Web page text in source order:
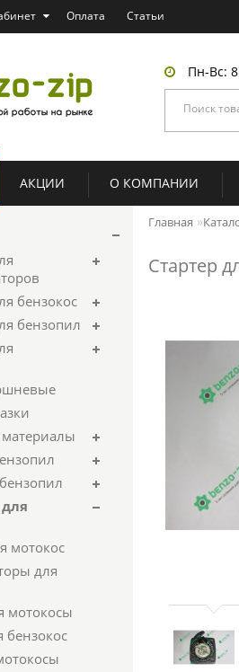
Оплата Статьи
Пн-Вс:
АКЦИИ О КОМПАНИИ
бензокос
бензопил
мотокос
для
мотокосы
Главная
Стартер